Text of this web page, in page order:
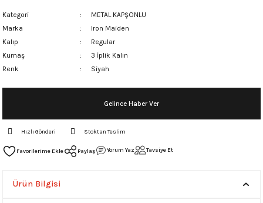
Kategori
METAL KAPŞONLU
Marka
Iron Maiden
Kalıp
Regular
Kumaş
3 İplik Kalın
Renk
Siyah
Gelince Haber Ver
Hızlı Gönderi Stoktan Teslim
Paylaş Yorum Yaz Tavsiye Et
Ürün Bilgisi